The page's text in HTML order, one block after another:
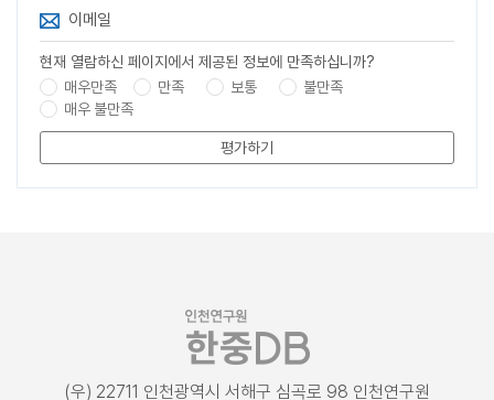
이메일
현재 열람하신 페이지에서 제공된 정보에 만족하십니까?
매우만족
만족 보통
불만족
매우 불만족
평가하기
(우) 22711 인천광역시 서해구 심곡로 98 인천연구원